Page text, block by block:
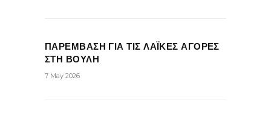
ΠΑΡΕΜΒΑΣΗ ΓΙΑ ΤΙΣ ΛΑΪΚΕΣ ΑΓΟΡΕΣ
ΣΤΗ ΒΟΥΛΗ
7 May 2026